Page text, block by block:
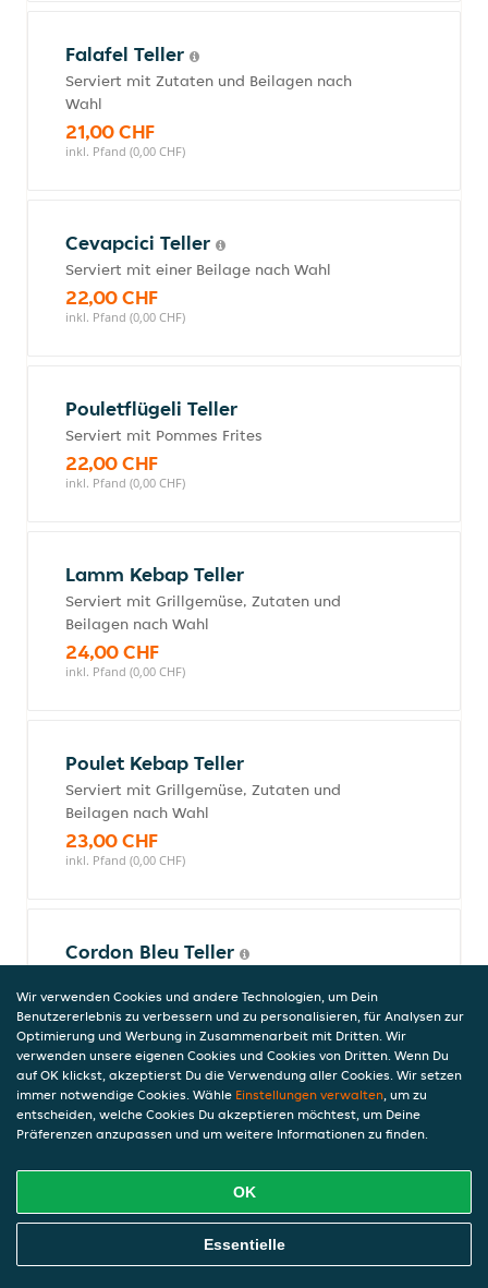
Falafel Teller
Serviert mit Zutaten und Beilagen nach
Wahl
21,00 CHF
inkl. Pfand (0,00 CHF)
Cevapcici Teller
Serviert mit einer Beilage nach Wahl
22,00 CHF
inkl. Pfand (0,00 CHF)
Pouletflügeli Teller
Serviert mit Pommes Frites
22,00 CHF
inkl. Pfand (0,00 CHF)
Lamm Kebap Teller
Serviert mit Grillgemüse, Zutaten und
Beilagen nach Wahl
24,00 CHF
inkl. Pfand (0,00 CHF)
Poulet Kebap Teller
Serviert mit Grillgemüse, Zutaten und
Beilagen nach Wahl
23,00 CHF
inkl. Pfand (0,00 CHF)
Cordon Bleu Teller
Wahl
21,00 CHF
inkl. Pfand (0,00 CHF)
Kebap Teller
Serviert mit Zutaten und Beilagen nach
21,00 CHF
Online Essen Bestellen
Wir verwenden Cookies und andere Technologien, um Dein
Benutzererlebnis zu verbessern und zu personalisieren, für Analysen zur
Optimierung und Werbung in Zusammenarbeit mit Dritten. Wir
verwenden unsere eigenen Cookies und Cookies von Dritten. Wenn Du
auf OK klickst, akzeptierst Du die Verwendung aller Cookies. Wir setzen
immer notwendige Cookies. Wähle Einstellungen verwalten, um zu
entscheiden, welche Cookies Du akzeptieren möchtest, um Deine
Präferenzen anzupassen und um weitere Informationen zu finden.
OK
Essentielle